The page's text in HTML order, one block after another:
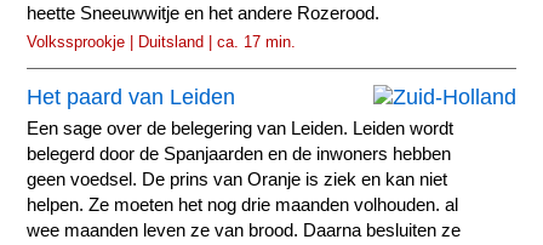
heette Sneeuwwitje en het andere Rozerood.
Volkssprookje | Duitsland | ca. 17 min.
Het paard van Leiden
Een sage over de belegering van Leiden. Leiden wordt
belegerd door de Spanjaarden en de inwoners hebben
geen voedsel. De prins van Oranje is ziek en kan niet
helpen. Ze moeten het nog drie maanden volhouden. al
wee maanden leven ze van brood. Daarna besluiten ze